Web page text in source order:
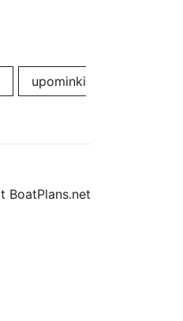
upominki
BoatPlans.net